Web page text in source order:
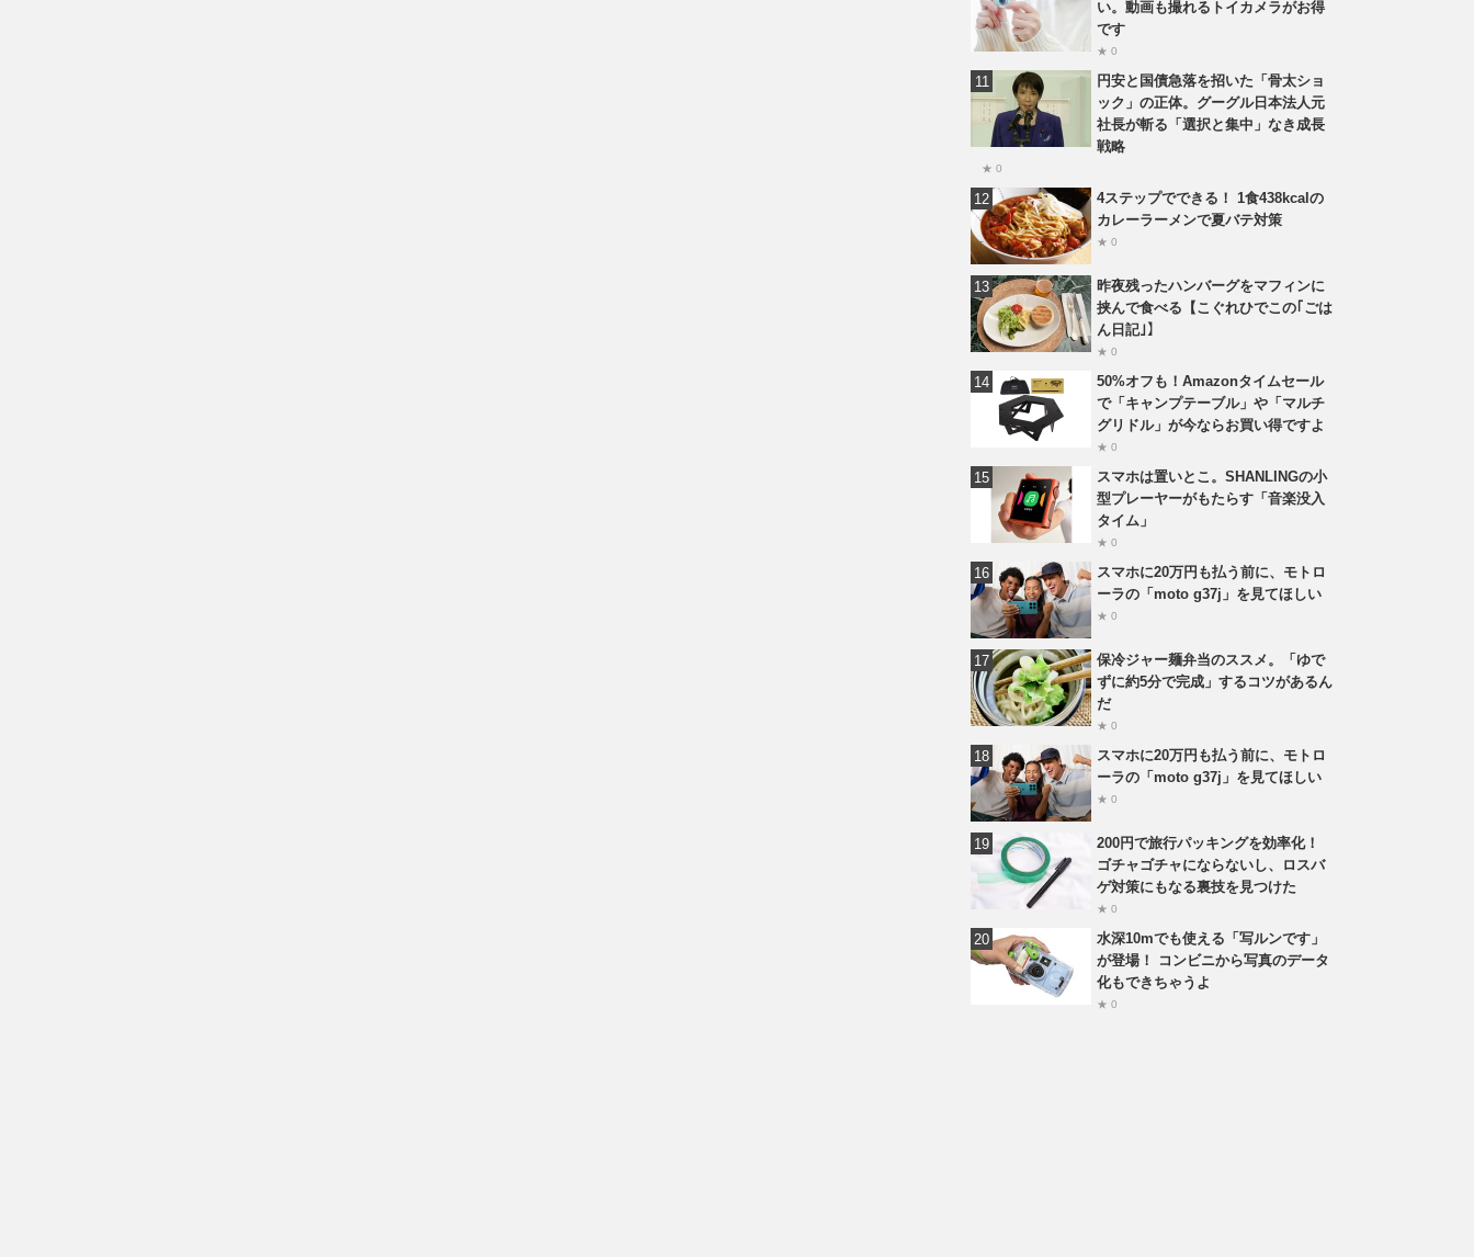
い。動画も撮れるトイカメラがお得
です
★ 0
円安と国債急落を招いた「骨太ショ
ック」の正体。グーグル日本法人元
社長が斬る「選択と集中」なき成長
戦略
★ 0
4ステップでできる！ 1食438kcalの
カレーラーメンで夏バテ対策
★ 0
昨夜残ったハンバーグをマフィンに
挟んで食べる【こぐれひでこの｢ごは
ん日記｣】
★ 0
50%オフも！Amazonタイムセール
で「キャンプテーブル」や「マルチ
グリドル」が今ならお買い得ですよ
★ 0
スマホは置いとこ。SHANLINGの小
型プレーヤーがもたらす「音楽没入
タイム」
★ 0
スマホに20万円も払う前に、モトロ
ーラの「moto g37j」を見てほしい
★ 0
保冷ジャー麺弁当のススメ。「ゆで
ずに約5分で完成」するコツがあるん
だ
★ 0
スマホに20万円も払う前に、モトロ
ーラの「moto g37j」を見てほしい
★ 0
200円で旅行パッキングを効率化！
ゴチャゴチャにならないし、ロスバ
ゲ対策にもなる裏技を見つけた
★ 0
水深10mでも使える「写ルンです」
が登場！ コンビニから写真のデータ
化もできちゃうよ
★ 0